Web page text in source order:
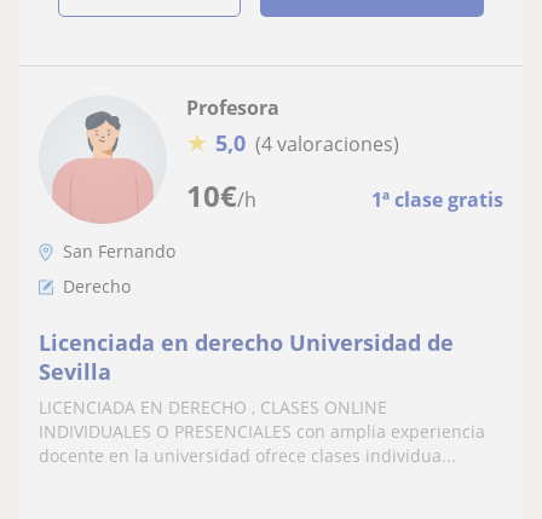
10€/h 1ª clase gratis
Profesora
★ 5,0 (4 valoraciones)
San Fernando
Derecho
Licenciada en derecho Universidad de
Sevilla
LICENCIADA EN DERECHO , CLASES ONLINE
INDIVIDUALES O PRESENCIALES con amplia experiencia
docente en la universidad ofrece clases individua...